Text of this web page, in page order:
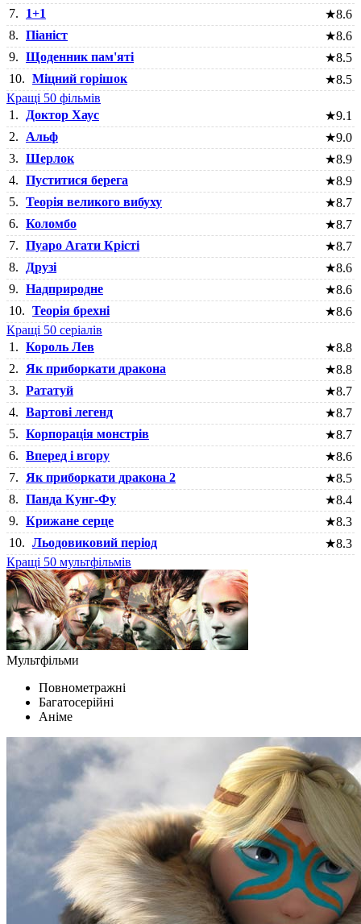
7.
1+1 ★8.6
8. Піаніст ★8.6
9. Щоденник пам'яті ★8.5
10. Міцний горішок ★8.5
Кращі 50 фільмів
1.
Доктор Хаус ★9.1
2.
Альф ★9.0
3. Шерлок ★8.9
4. Пуститися берега ★8.9
5. Теорія великого вибуху ★8.7
6. Коломбо ★8.7
7. Пуаро Агати Крісті ★8.7
8.
Друзі ★8.6
9. Надприродне ★8.6
10. Теорія брехні ★8.6
Кращі 50 серіалів
1. Король Лев ★8.8
2.
Як приборкати дракона ★8.8
3. Рататуй ★8.7
4. Вартові легенд ★8.7
5. Корпорація монстрів ★8.7
6. Вперед і вгору ★8.6
7.
Як приборкати дракона 2 ★8.5
8. Панда Кунг-Фу ★8.4
9. Крижане серце ★8.3
10. Льодовиковий період ★8.3
Кращі 50 мультфільмів
Мультфільми
Повнометражні
Багатосерійні
Аніме